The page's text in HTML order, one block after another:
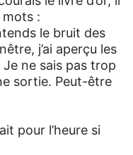
mots :
le bruit des
j’ai aperçu les
ne sais pas trop
sortie. Peut-être
pour l’heure si